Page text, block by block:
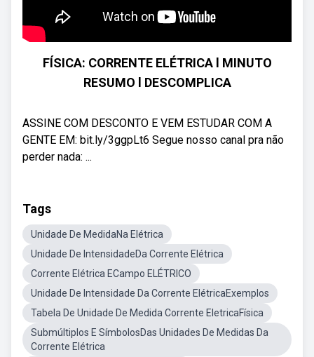
FÍSICA: CORRENTE ELÉTRICA l MINUTO
RESUMO l DESCOMPLICA
ASSINE COM DESCONTO E VEM ESTUDAR COM A
GENTE EM: bit.ly/3ggpLt6 Segue nosso canal pra não
perder nada: ...
Tags
Unidade De MedidaNa Elétrica
Unidade De IntensidadeDa Corrente Elétrica
Corrente Elétrica ECampo ELÉTRICO
Unidade De Intensidade Da Corrente ElétricaExemplos
Tabela De Unidade De Medida Corrente EletricaFísica
Submúltiplos E SímbolosDas Unidades De Medidas Da
Corrente Elétrica